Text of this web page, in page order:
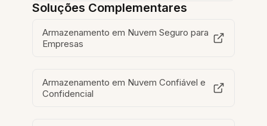
Soluções Complementares
Armazenamento em Nuvem Seguro para
Empresas
Armazenamento em Nuvem Confiável e
Confidencial